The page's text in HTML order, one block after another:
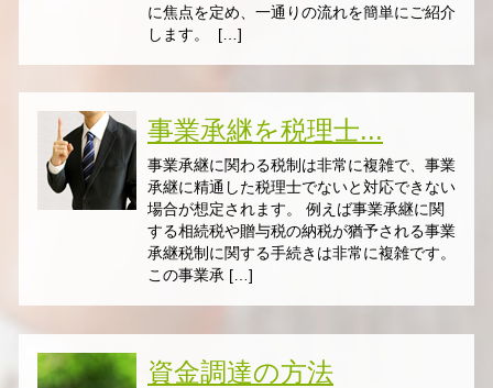
に焦点を定め、一通りの流れを簡単にご紹介
します。 […]
事業承継を税理士...
事業承継に関わる税制は非常に複雑で、事業
承継に精通した税理士でないと対応できない
場合が想定されます。 例えば事業承継に関
する相続税や贈与税の納税が猶予される事業
承継税制に関する手続きは非常に複雑です。
この事業承 […]
資金調達の方法